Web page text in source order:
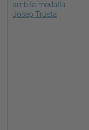
amb la medalla
Josep Trueta